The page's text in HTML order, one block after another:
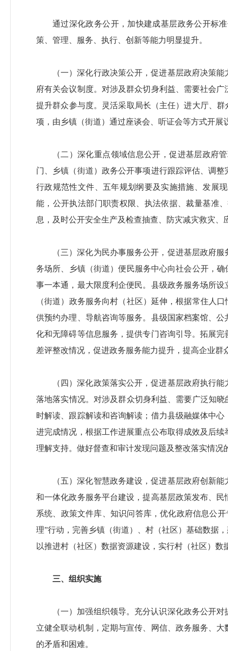
通过深化政务公开，加快建成基层政务公开标
策、管理、服务、执行、创新等能力明显提升。
（一）深化行政决策公开，促进基层政府决策
府有关会议制度。对涉及群众切身利益、需要社会
提升群众参与度。灵活采取局长（主任）进大厅、
项，由乡镇（街道）通过座谈会、听证会等方式开展
（二）深化重点领域信息公开，促进基层政府
门、乡镇（街道）政务公开事项进行跟踪评估、调
行政规范性文件、五年规划纲要及实施措施、发展
能，公开执法部门职责权限、执法依据、裁量基准
息，及时公开安全生产及检查抽查、防灾减灾救灾
（三）深化为民办事服务公开，促进基层政府
务场所、乡镇（街道）便民服务中心向社会公开，
事一本通，最大限度利企便民。县级政务服务场所
（街道）政务服务向村（社区）延伸，根据常住人
供预约办理、导航咨询等服务。县级国家档案馆、
化和无障碍等信息服务，提供专门咨询引导。拓展
差评整改情况，促进政务服务能力提升，提高企业群
（四）深化政策落实公开，促进基层政府执行
落地落实情况。对涉及群众切身利益、需要广泛知
时解读、跟踪解读和咨询解读；借力县级融媒体中
进完成情况，根据工作进展重点公布取得成效及后
理解支持。做好督查和审计发现问题及整改落实情况
（五）深化智慧政务建设，促进基层政府创新
和一体化政务服务平台建设，提高基层政策发布、
系统、政策文件库、知识问答库，优化政府信息公
理”行动，完善乡镇（街道）、村（社区）基础数据
以推进村（社区）数据资源建设，实行村（社区）
三、组织实施
（一）加强组织领导。充分认识深化政务公开
立健全联动机制，定期与宣传、网信、政务服务、
的矛盾和困难。